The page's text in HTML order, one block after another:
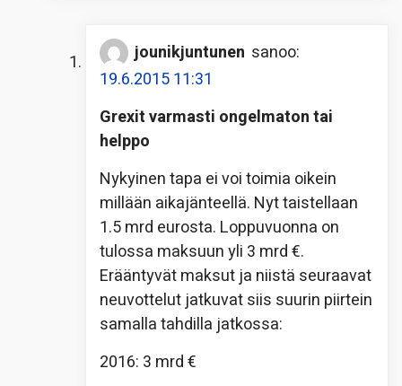
jounikjuntunen sanoo:
19.6.2015 11:31
Grexit varmasti ongelmaton tai
helppo
Nykyinen tapa ei voi toimia oikein
millään aikajänteellä. Nyt taistellaan
1.5 mrd eurosta. Loppuvuonna on
tulossa maksuun yli 3 mrd €.
Erääntyvät maksut ja niistä seuraavat
neuvottelut jatkuvat siis suurin piirtein
samalla tahdilla jatkossa:
2016: 3 mrd €